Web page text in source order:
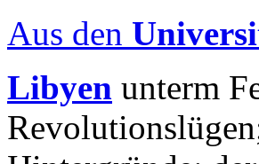
Aus den
Libyen unterm